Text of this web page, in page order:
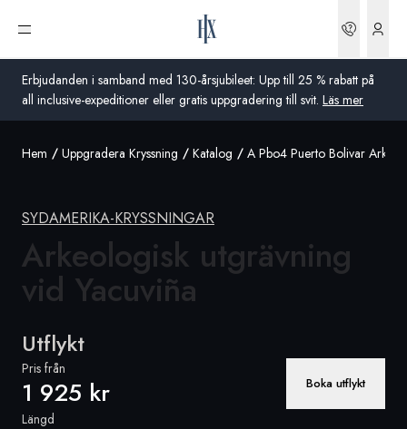
Erbjudanden i samband med 130-årsjubileet: Upp till 25 % rabatt på
all inclusive-expeditioner eller gratis uppgradering till svit. Läs mer
Öppna meny
Sverige
Storbritannien
USA
Frankrike
Global
Hem Uppgradera Kryssning Katalog A Pbo4 Puerto Bolivar
SYDAMERIKA-KRYSSNINGAR
Arkeologisk utgrävning
vid Yacuviña
Utflykt
Pris från
1 925 kr Boka utflykt
Längd